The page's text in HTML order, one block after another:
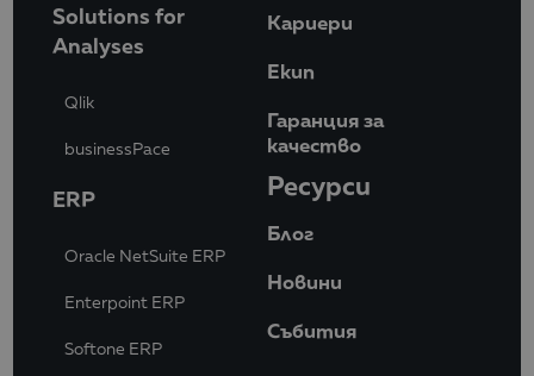
Solutions for
Analyses
Qlik
businessPace
ERP
Oracle NetSuite ERP
Enterpoint ERP
Softone ERP
Кариери
Eкип
Гаранция за
качество
Ресурси
Блог
Новини
Събития